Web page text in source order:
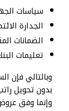
سياسات
الجدارة
الضمانات
تعليمات
وبالتالي فإن
بدون تحويل
وإنما وفق